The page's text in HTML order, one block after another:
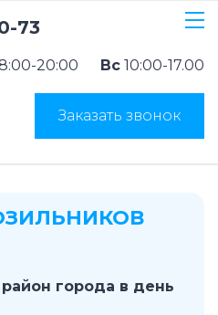
73
20:00 Вс 10:00-17.00
Заказать звонок
города в день